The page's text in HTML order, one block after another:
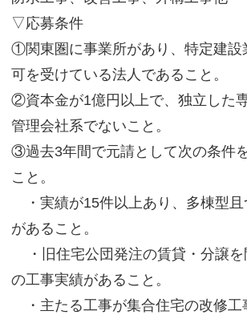
▽応募条件
①関東圏に事業所があり、特定建設
可を受けている法人であること。
②資本金が1億円以上で、独立した
管理会社系でないこと。
③過去3年間で元請として次の条件
こと。
・実績が15件以上あり、多棟型且
があること。
・旧住宅公団発注の賃貸・分譲を
の工事実績があること。
・主たる工事が集合住宅の改修工